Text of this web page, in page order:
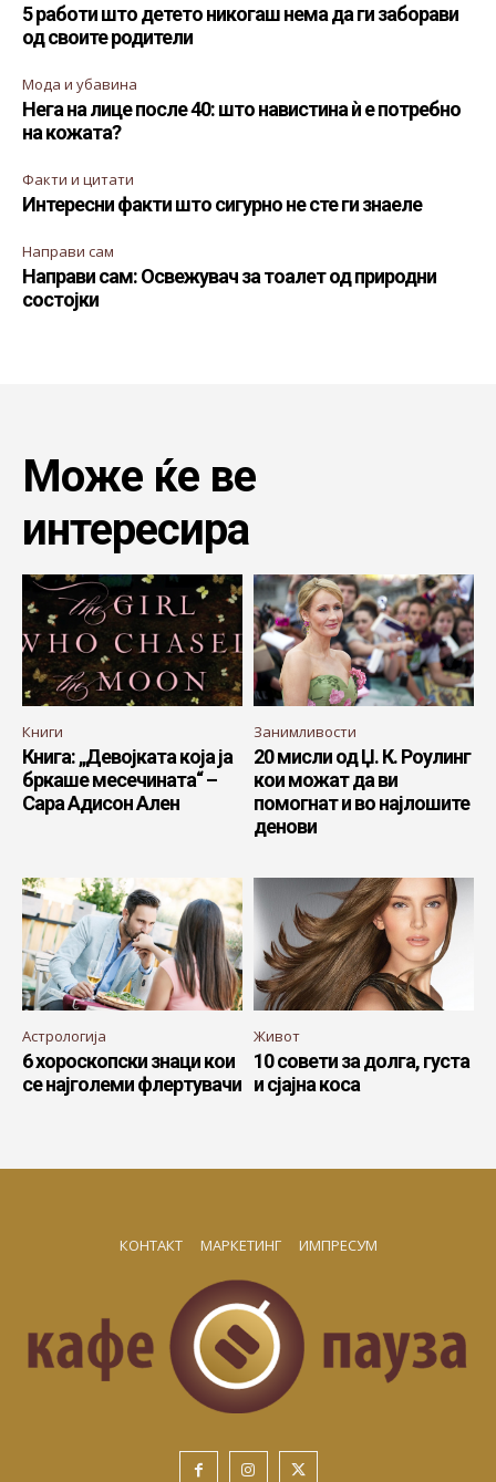
5 работи што детето никогаш нема да ги заборави
од своите родители
Мода и убавина
Нега на лице после 40: што навистина ѝ е потребно
на кожата?
Факти и цитати
Интересни факти што сигурно не сте ги знаеле
Направи сам
Направи сам: Освежувач за тоалет од природни
состојки
Може ќе ве
интересира
Книги
Книга: „Девојката која ја
бркаше месечината“ –
Сара Адисон Ален
Занимливости
20 мисли од Џ. К. Роулинг
кои можат да ви
помогнат и во најлошите
денови
Астрологија
6 хороскопски знаци кои
се најголеми флертувачи
Живот
10 совети за долга, густа
и сјајна коса
КОНТАКТ МАРКЕТИНГ ИМПРЕСУМ